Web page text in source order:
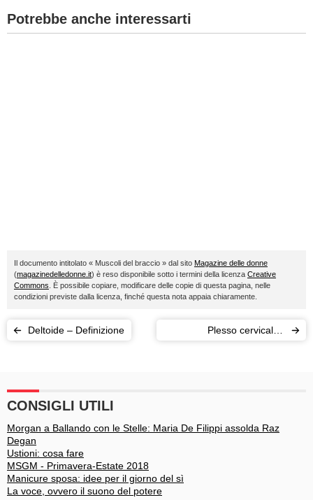
Potrebbe anche interessarti
Il documento intitolato « Muscoli del braccio » dal sito Magazine delle donne
(magazinedelledonne.it) è reso disponibile sotto i termini della licenza Creative
Commons . È possibile copiare, modificare delle copie di questa pagina, nelle
condizioni previste dalla licenza, finché questa nota appaia chiaramente.
Deltoide – Definizione
Plesso cervicale -
CONSIGLI UTILI
Morgan a Ballando con le Stelle: Maria De Filippi assolda Raz
Degan
Ustioni: cosa fare
MSGM - Primavera-Estate 2018
Manicure sposa: idee per il giorno del sì
La voce, ovvero il suono del potere